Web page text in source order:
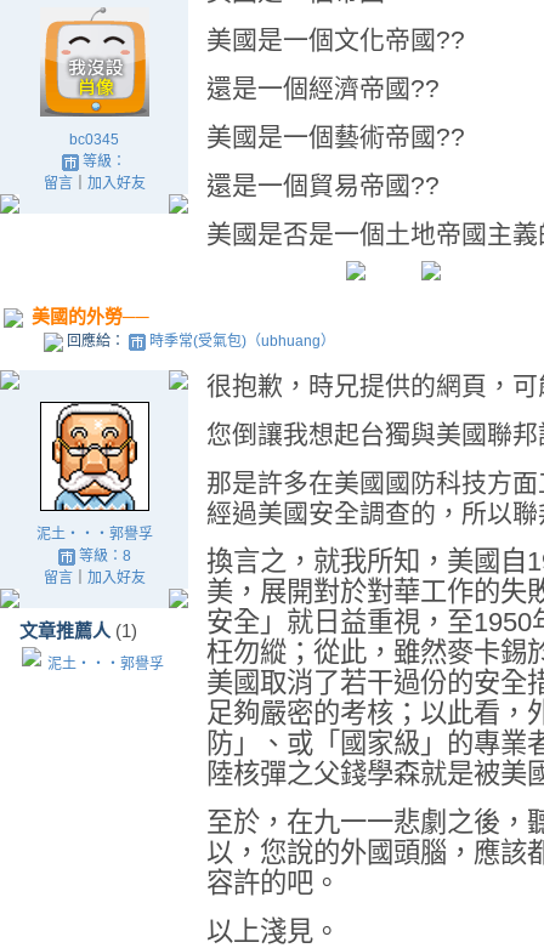
bc0345
等級：
留言｜ 加入好友
美國是一個文化帝國??
還是一個經濟帝國??
美國是一個藝術帝國??
還是一個貿易帝國??
美國是否是一個土地帝國主
美國的外勞──
回應給： 時季常(受氣包)（ubhuang）
泥土‧‧‧郭譽孚
等級：8
留言｜ 加入好友
文章推薦人 (1)
泥土‧‧‧郭譽孚
很抱歉，時兄提供的網頁，
您倒讓我想起台獨與美國聯
那是許多在美國國防科技方
經過美國安全調查的，所以
換言之，就我所知，美國自
美，展開對於對華工作的失
安全」就日益重視，至
枉勿縱；從此，雖然麥卡錫
美國取消了若干過份的安全
足夠嚴密的考核；以此看，
防」、或「國家級」的專
陸核彈之父錢學森就是被美
至於，在九一一悲劇之後，
以，您說的外國頭腦，應該
容許的吧。
以上淺見。